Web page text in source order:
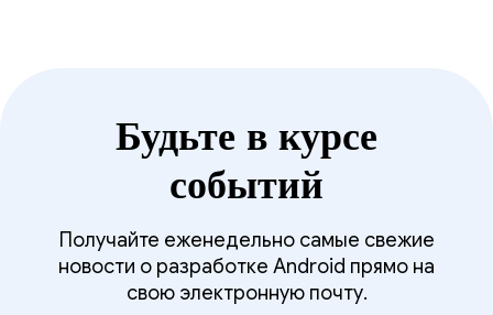
Будьте в курсе
событий
Получайте еженедельно самые свежие
новости о разработке Android прямо на
свою электронную почту.